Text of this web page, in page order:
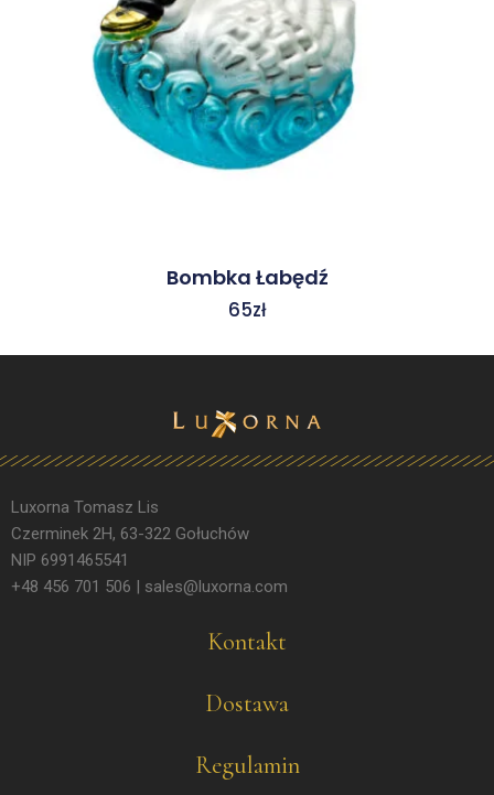
Bombka Łabędź
65zł
Luxorna Tomasz Lis
Czerminek 2H, 63-322 Gołuchów
NIP 6991465541
+48 456 701 506 | sales@luxorna.com
Kontakt
Dostawa
Regulamin